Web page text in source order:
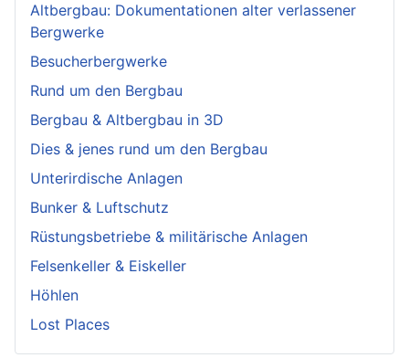
Altbergbau: Dokumentationen alter verlassener
Bergwerke
Besucherbergwerke
Rund um den Bergbau
Bergbau & Altbergbau in 3D
Dies & jenes rund um den Bergbau
Unterirdische Anlagen
Bunker & Luftschutz
Rüstungsbetriebe & militärische Anlagen
Felsenkeller & Eiskeller
Höhlen
Lost Places